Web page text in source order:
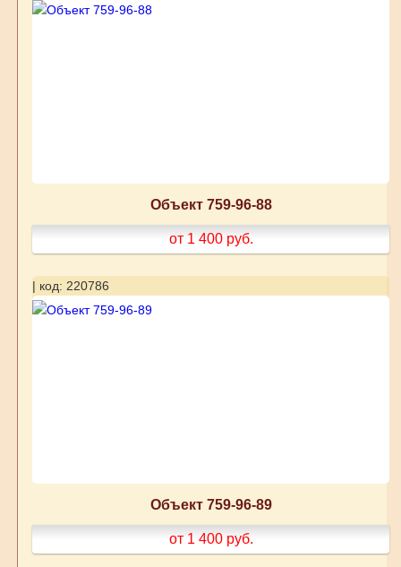
Объект 759-96-88
от 1 400 руб.
| код: 220786
Объект 759-96-89
от 1 400 руб.